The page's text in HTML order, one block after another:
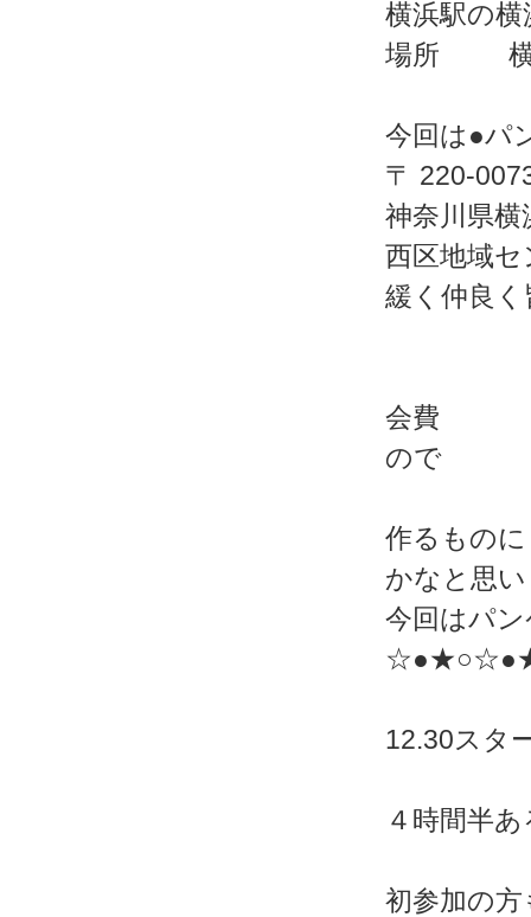
横浜駅の横
場所 横
今回は●パ
〒 220-
神奈川県横
西区地域セ
緩く仲良
会費 男女
ので
作るもの
かなと思
今回はパ
12.30スタ
４時間半
初参加の